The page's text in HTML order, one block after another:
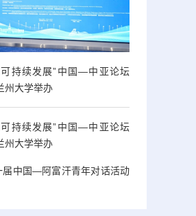
持续发展”中国—中亚论坛
州大学举办
持续发展”中国—中亚论坛
州大学举办
届中国—阿富汗青年对话活动